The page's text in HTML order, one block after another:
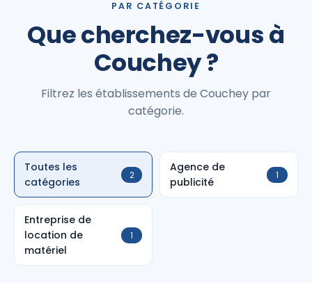
PAR CATÉGORIE
Que cherchez-vous à
Couchey ?
Filtrez les établissements de Couchey par
catégorie.
Toutes les
catégories
2
Agence de
publicité
1
Entreprise de
location de
matériel
1